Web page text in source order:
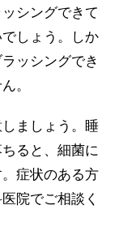
シングできて
しょう。しか
ッシングでき
。
ましょう。睡
ると、細菌に
症状のある方
院でご相談く